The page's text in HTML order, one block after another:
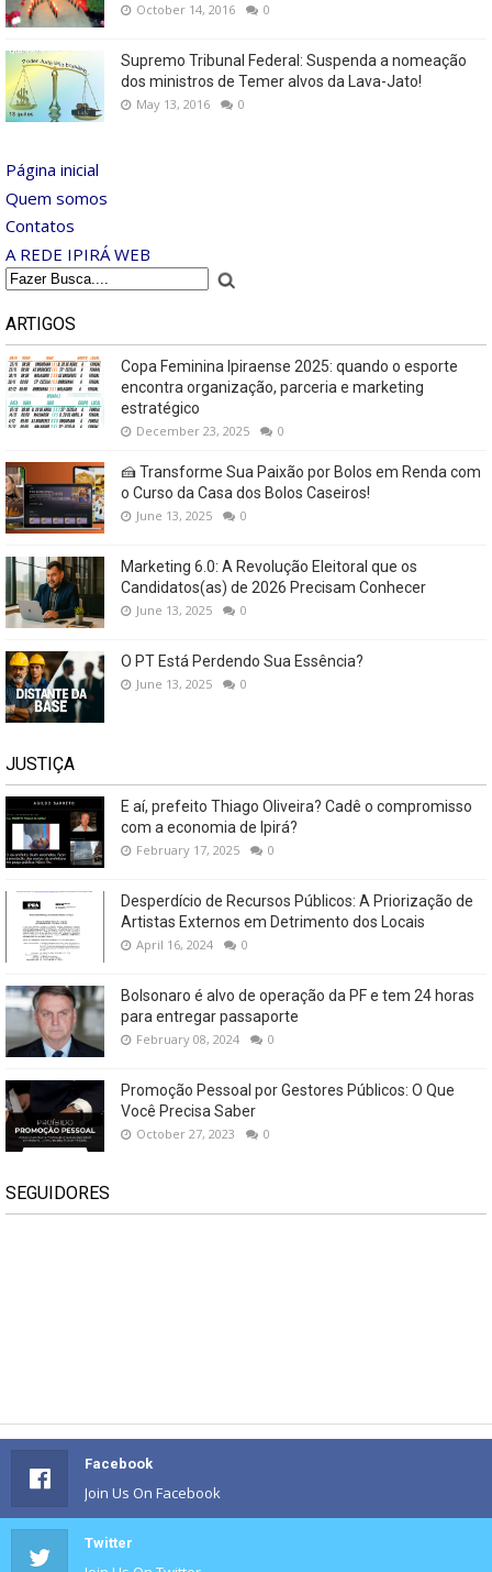
October 14, 2016 0
Supremo Tribunal Federal: Suspenda a nomeação
dos ministros de Temer alvos da Lava-Jato!
May 13, 2016 0
Página inicial
Quem somos
Contatos
A REDE IPIRÁ WEB
ARTIGOS
Copa Feminina Ipiraense 2025: quando o esporte
encontra organização, parceria e marketing
estratégico
December 23, 2025 0
🍰 Transforme Sua Paixão por Bolos em Renda com
o Curso da Casa dos Bolos Caseiros!
June 13, 2025 0
Marketing 6.0: A Revolução Eleitoral que os
Candidatos(as) de 2026 Precisam Conhecer
June 13, 2025 0
O PT Está Perdendo Sua Essência?
June 13, 2025 0
JUSTIÇA
E aí, prefeito Thiago Oliveira? Cadê o compromisso
com a economia de Ipirá?
February 17, 2025 0
Desperdício de Recursos Públicos: A Priorização de
Artistas Externos em Detrimento dos Locais
April 16, 2024 0
Bolsonaro é alvo de operação da PF e tem 24 horas
para entregar passaporte
February 08, 2024 0
Promoção Pessoal por Gestores Públicos: O Que
Você Precisa Saber
October 27, 2023 0
SEGUIDORES
Facebook
Join Us On Facebook
Twitter